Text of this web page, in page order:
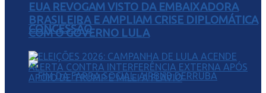
CONCESSÃO
EUA REVOGAM VISTO DA EMBAIXADORA
BRASILEIRA E AMPLIAM CRISE DIPLOMÁTICA
COM O GOVERNO LULA